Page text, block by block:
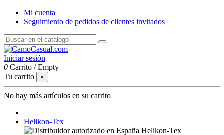
Mi cuenta
Seguimiento de pedidos de clientes invitados
Iniciar sesión
0 Carrito /Empty
Tu carrito
×
No hay más artículos en su carrito
Helikon-Tex